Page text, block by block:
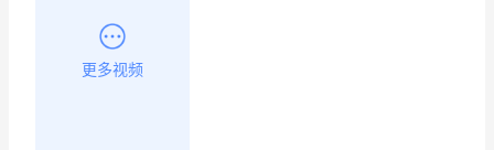
更多视频